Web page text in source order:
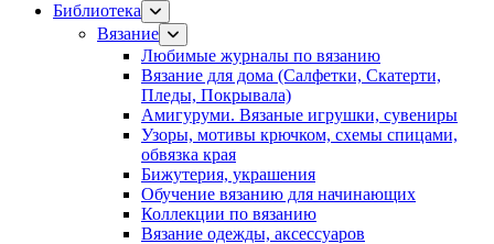
Библиотека
Вязание
Любимые журналы по вязанию
Вязание для дома (Салфетки, Скатерти,
Пледы, Покрывала)
Амигуруми. Вязаные игрушки, сувениры
Узоры, мотивы крючком, схемы спицами,
обвязка края
Бижутерия, украшения
Обучение вязанию для начинающих
Коллекции по вязанию
Вязание одежды, аксессуаров